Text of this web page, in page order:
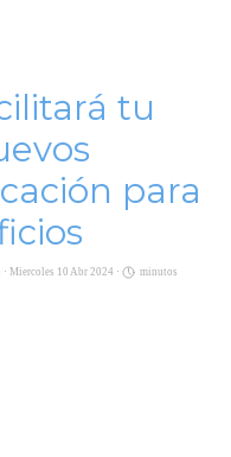
tu
para
· Miercoles 10 Abr 2024 · minutos